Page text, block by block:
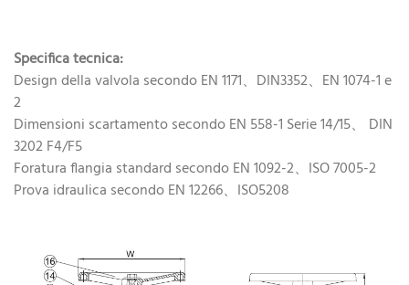
Specifica tecnica:
Design della valvola secondo EN 1171、DIN3352、EN 1074-1 e
2
Dimensioni scartamento secondo EN 558-1 Serie 14/15、 DIN
3202 F4/F5
Foratura flangia standard secondo EN 1092-2、ISO 7005-2
Prova idraulica secondo EN 12266、ISO5208